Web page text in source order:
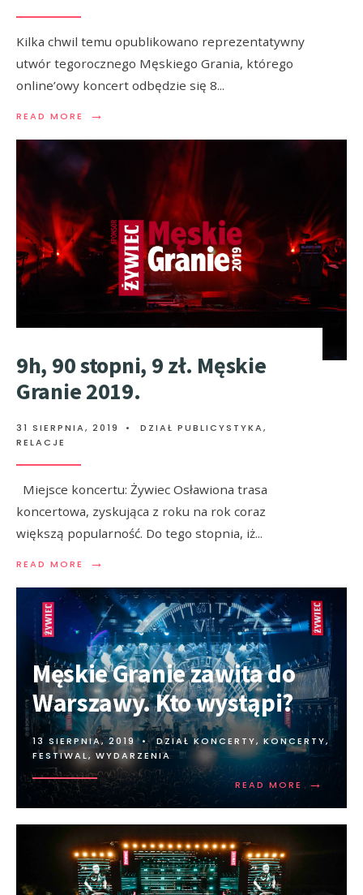
Kilka chwil temu opublikowano reprezentatywny
utwór tegorocznego Męskiego Grania, którego
online’owy koncert odbędzie się 8...
READ MORE →
9h, 90 stopni, 9 zł. Męskie
Granie 2019.
31 SIERPNIA, 2019 • DZIAŁ PUBLICYSTYKA,
RELACJE
Miejsce koncertu: Żywiec Osławiona trasa
koncertowa, zyskująca z roku na rok coraz
większą popularność. Do tego stopnia, iż...
READ MORE →
Męskie Granie zawita do
Warszawy. Kto wystąpi?
13 SIERPNIA, 2019 • DZIAŁ KONCERTY,KONCERTY,
FESTIWAL, WYDARZENIA
READ MORE →